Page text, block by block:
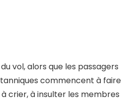
vol, alors que les passagers
commencent à faire
crier, à insulter les membres